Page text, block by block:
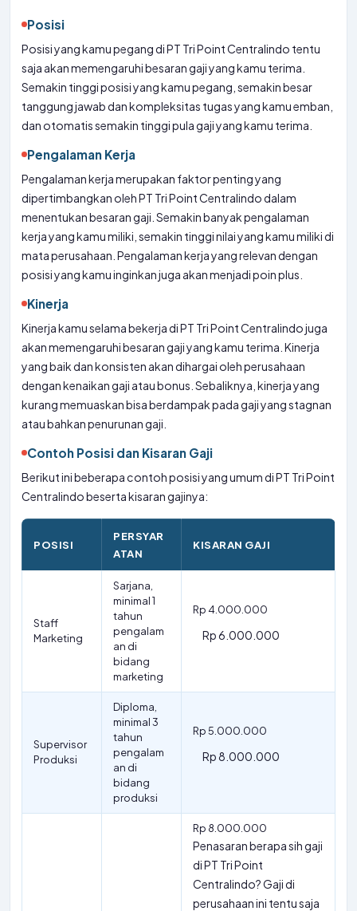
Posisi
Posisi yang kamu pegang di PT Tri Point Centralindo tentu
saja akan memengaruhi besaran gaji yang kamu terima.
Semakin tinggi posisi yang kamu pegang, semakin besar
tanggung jawab dan kompleksitas tugas yang kamu emban,
dan otomatis semakin tinggi pula gaji yang kamu terima.
Pengalaman Kerja
Pengalaman kerja merupakan faktor penting yang
dipertimbangkan oleh PT Tri Point Centralindo dalam
menentukan besaran gaji. Semakin banyak pengalaman
kerja yang kamu miliki, semakin tinggi nilai yang kamu miliki di
mata perusahaan. Pengalaman kerja yang relevan dengan
posisi yang kamu inginkan juga akan menjadi poin plus.
Kinerja
Kinerja kamu selama bekerja di PT Tri Point Centralindo juga
akan memengaruhi besaran gaji yang kamu terima. Kinerja
yang baik dan konsisten akan dihargai oleh perusahaan
dengan kenaikan gaji atau bonus. Sebaliknya, kinerja yang
kurang memuaskan bisa berdampak pada gaji yang stagnan
atau bahkan penurunan gaji.
Contoh Posisi dan Kisaran Gaji
Berikut ini beberapa contoh posisi yang umum di PT Tri Point
Centralindo beserta kisaran gajinya:
POSISI
PERSYAR
ATAN
KISARAN GAJI
Staff
Marketing
Sarjana,
minimal 1
tahun
pengalam
an di
bidang
marketing
Rp 4.000.000
Rp 6.000.000
Supervisor
Produksi
Diploma,
minimal 3
tahun
pengalam
an di
bidang
produksi
Rp 5.000.000
Rp 8.000.000
Rp 8.000.000
Penasaran berapa sih gaji
di PT Tri Point
Centralindo? Gaji di
perusahaan ini tentu saja